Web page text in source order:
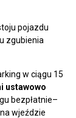
pojazdu
zgubienia
w ciągu 15
ustawowo
bezpłatnie–
wjeździe